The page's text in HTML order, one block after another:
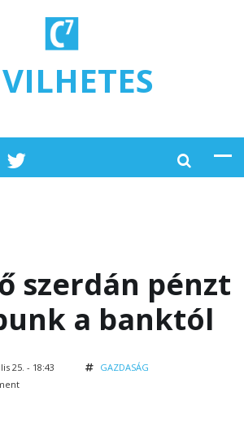
szerdán pénzt
a banktól
25. - 18:43
GAZDASÁG